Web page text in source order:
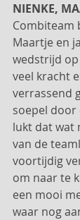
NIENKE,
Combiteam
Maartje en
wedstrijd
veel kracht
verrassend
soepel door
lukt dat wat
van de
voortijdig
om naar te
een mooi
waar nog